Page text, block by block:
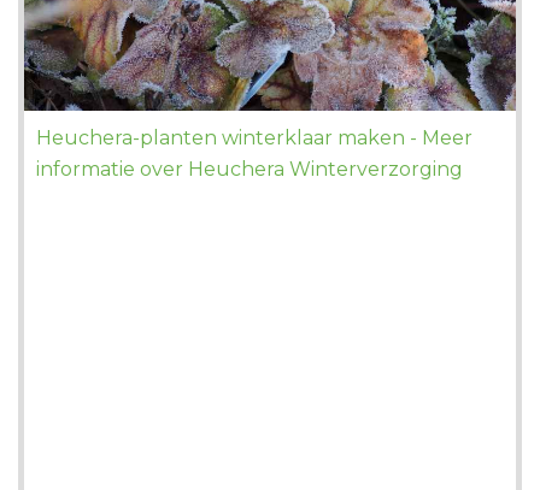
Heuchera-planten winterklaar maken - Meer
informatie over Heuchera Winterverzorging